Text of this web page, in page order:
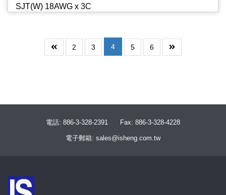
SJT(W) 18AWG x 3C
SVE 18AWG x 3C
SJE 18AWG x 3C
2 3 4 5 6
電話: 886-3-328-2391 Fax: 886-3-328-4228
電子郵箱: sales@isheng.com.tw